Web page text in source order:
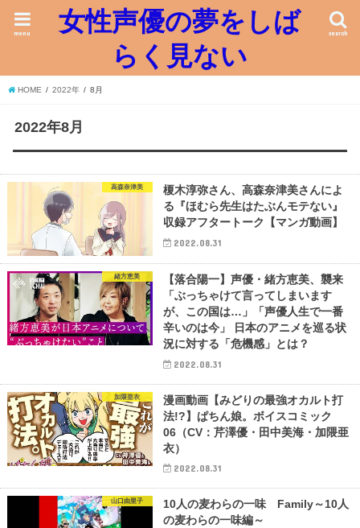
女性声優の夢をしば
らく見ない
search
menu
HOME 2022年 8月
2022年8月
高森奈津美
榎木淳弥さん、高森奈津美さんによ
る『ほむら先生はたぶんモテない』
収録アフタートーク【マンガ動画】
2022.08.31
緒方恵美
【落合陽一】声優・緒方恵美、襲来
「ぶっちゃけて言ってしまいます
が、この国は…」「声優人生で一番
辛いのは今」 日本のアニメを巡る状
況に対する「危機感」とは？
2022.08.31
加隈亜衣
漫画動画【みどりの最強オカルト打
法!?】ぱちん娘。ボイスコミック
06（CV：芹澤優・田中美海・加隈亜
衣）
2022.08.31
山口由里子
10人の麦わらの一味 Family～10人
の麦わらの一味編～